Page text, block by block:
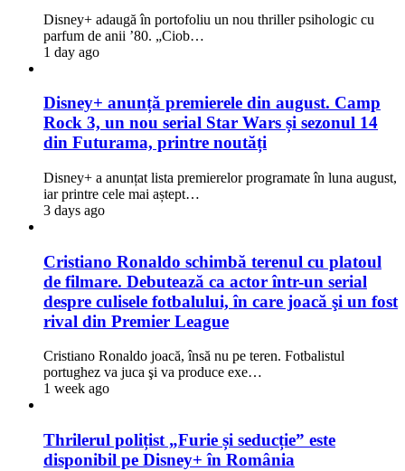
Disney+ adaugă în portofoliu un nou thriller psihologic cu
parfum de anii ’80. „Ciob…
1 day ago
Disney+ anunță premierele din august. Camp
Rock 3, un nou serial Star Wars și sezonul 14
din Futurama, printre noutăți
Disney+ a anunțat lista premierelor programate în luna august,
iar printre cele mai aștept…
3 days ago
Cristiano Ronaldo schimbă terenul cu platoul
de filmare. Debutează ca actor într-un serial
despre culisele fotbalului, în care joacă şi un fost
rival din Premier League
Cristiano Ronaldo joacă, însă nu pe teren. Fotbalistul
portughez va juca şi va produce exe…
1 week ago
Thrilerul polițist „Furie și seducție” este
disponibil pe Disney+ în România